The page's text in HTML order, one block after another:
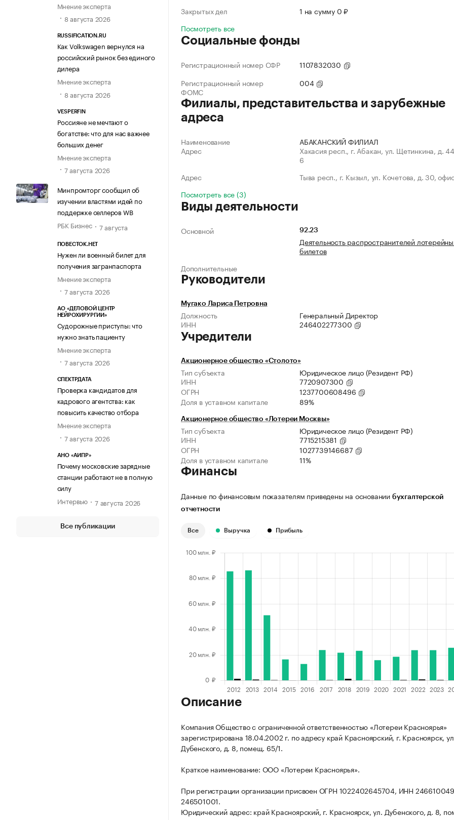
Мнение эксперта
8 августа 2026
RUSSIFICATION.RU
Как Volkswagen вернулся на
российский рынок без единого
дилера
Мнение эксперта
8 августа 2026
VESPERFIN
Россияне не мечтают о
богатстве: что для нас важнее
больших денег
Мнение эксперта
7 августа 2026
Минпромторг сообщил об
изучении властями идей по
поддержке селлеров WB
РБК Бизнес
7 августа
ПОВЕСТОК.НЕТ
Нужен ли военный билет для
получения загранпаспорта
Мнение эксперта
7 августа 2026
АО «ДЕЛОВОЙ ЦЕНТР
НЕЙРОХИРУРГИИ»
Судорожные приступы: что
нужно знать пациенту
Мнение эксперта
7 августа 2026
СПЕКТРДАТА
Проверка кандидатов для
кадрового агентства: как
повысить качество отбора
Мнение эксперта
7 августа 2026
АНО «АИПР»
Почему московские зарядные
станции работают не в полную
силу
Интервью
7 августа 2026
Все публикации
Закрытых дел
1 на сумму 0 ₽
Посмотреть все
Социальные фонды
Регистрационный номер СФР
1107832030
Регистрационный номер
ФОМС
004
Филиалы, представительства и зарубежные
адреса
Наименование
АБАКАНСКИЙ ФИЛИАЛ
Адрес
Хакасия респ., г. Абакан, ул. Щетинкина, д.
6
Адрес
Тыва респ., г. Кызыл, ул. Кочетова, д. 30,
Посмотреть все (3)
Виды деятельности
Основной 92.23
Деятельность распространителей
билетов
Дополнительные
Руководители
Мугако Лариса Петровна
Должность
Генеральный Директор
ИНН
246402277300
Учредители
Акционерное общество «Столото»
Тип субъекта
Юридическое лицо (Резидент РФ)
ИНН
7720907300
ОГРН
1237700608496
Доля в уставном капитале
89%
Акционерное общество «Лотереи Москвы»
Тип субъекта
Юридическое лицо (Резидент РФ)
ИНН
7715215381
ОГРН
1027739146687
Доля в уставном капитале
11%
Финансы
Данные по финансовым показателям приведены на основании бухгалтерской
отчетности
Все Выручка Прибыль
Описание
Компания Общество с ограниченной ответственностью «Лотереи Красноярья»
зарегистрирована 18.04.2002 г. по адресу край Красноярский, г. Красноярск,
Дубенского, д. 8, помещ. 65/1.
Краткое наименование: ООО «Лотереи Красноярья».
При регистрации организации присвоен ОГРН 1022402645704, ИНН
246501001.
Юридический адрес: край Красноярский, г. Красноярск, ул. Дубенского, д. 8,